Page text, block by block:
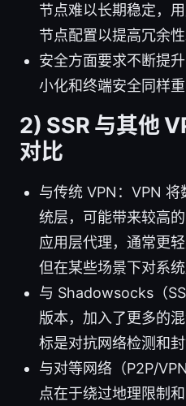
节点难以长期稳定，
节点配置以提高冗余性
安全方面要求不断提
小化和终端安全同样重
2) SSR 与其他
对比
与传统 VPN：VPN
统层，可能带来较高
应用层代理，通常更
但在某些场景下对系统
与 Shadowsocks（
版本，加入了更多的
标是对抗网络检测和封
与对等网络（P2P/
点在于绕过地理限制